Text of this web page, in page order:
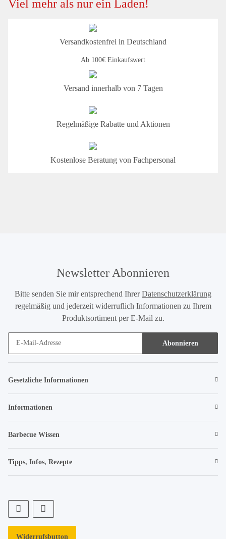
Viel mehr als nur ein Laden!
Versandkostenfrei in Deutschland
Ab 100€ Einkaufswert
Versand innerhalb von 7 Tagen
Regelmäßige Rabatte und Aktionen
Kostenlose Beratung von Fachpersonal
Newsletter Abonnieren
Bitte senden Sie mir entsprechend IhrerDatenschutzerklärung
regelmäßig und jederzeit widerruflich Informationen zu Ihrem
Produktsortiment per E-Mail zu.
Abonnieren
Gesetzliche Informationen
Informationen
Barbecue Wissen
Tipps, Infos, Rezepte
Widerrufsbutton